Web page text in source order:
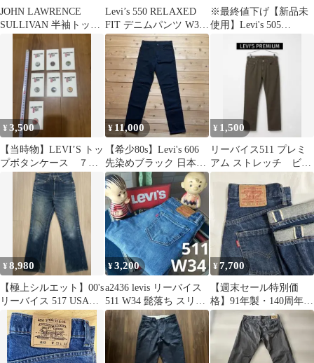
JOHN LAWRENCE
SULLIVAN 半袖トップ
ス ブラック
Levi’s 550 RELAXED
FIT デニムパンツ W30
L30
※最終値下げ【新品未
使用】Levi's 505
¥3,500
【当時物】LEVI’S トッ
プボタンケース ７個
¥ 11,000
【希少80s】Levi's 606
先染めブラック 日本製
W30 89年製
¥ 1,500
リーバイス511 プレミ
アム ストレッチ ビッ
クＥ墨黒 スミクロ W29
L32
¥8,980
【極上シルエット】00's
リーバイス 517 USA製
フレア 379番工場
¥3,200
a2436 levis リーバイス
511 W34 髭落ち スリム
ストレート
¥7,700
【週末セール特別価
格】91年製・140周年記
念 リーバイス 502XX
日本製